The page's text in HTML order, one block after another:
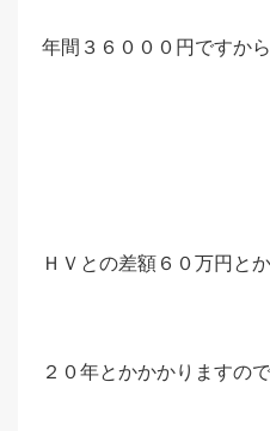
年間３６０００円ですから
ＨＶとの差額６０万円と
２０年とかかかりますので